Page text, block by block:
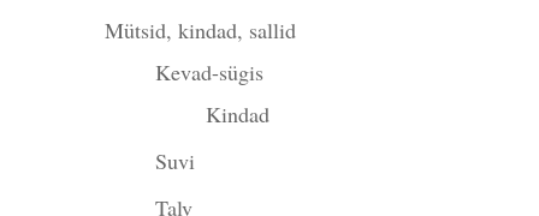
Mütsid, kindad, sallid
Kevad-sügis
Kindad
Suvi
Talv